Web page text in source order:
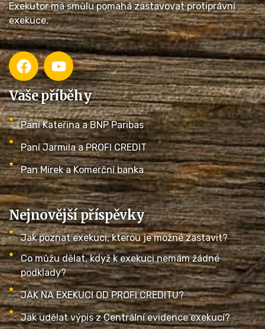
Exekutor má smůlu pomahá zastavovat protiprávní
exekuce.
Vaše příběhy
Paní Kateřina a BNP Paribas
Paní Jarmila a PROFI CREDIT
Pan Mirek a Komerční banka
Nejnovější příspěvky
Jak poznat exekuci, kterou je možné zastavit?
Co můžu dělat, když k exekuci nemám žádné
podklady?
JAK NA EXEKUCI OD PROFI CREDITU?
Jak udělat výpis z Centrální evidence exekucí?